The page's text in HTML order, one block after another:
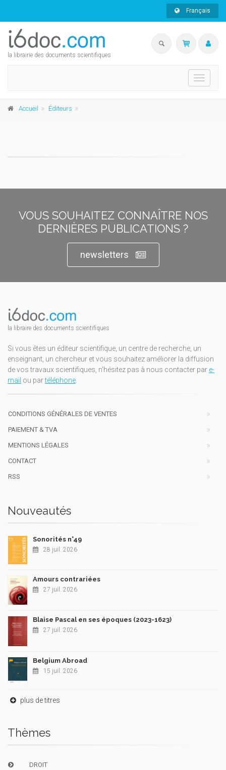
Français
la librairie des documents scientifiques
Toggle
Accueil Éditeurs
VOUS SOUHAITEZ CONNAÎTRE NOS
DERNIÈRES PUBLICATIONS ?
newsletters
la libraire des documents scientifiques
Si vous êtes un éditeur scientifique, un centre de recherche, un
enseignant, un chercheur et vous souhaitez améliorer la diffusion
de vos travaux scientifiques, n'hésitez pas à nous contacter par e-
mail ou partéléphone.
CONDITIONS GÉNÉRALES DE VENTES
PAIEMENT & TVA
MENTIONS LÉGALES
CONTACT
RSS
Nouveautés
Sonorités n°49
28 juil. 2026
Amours contrariées
27 juil. 2026
Blaise Pascal en ses époques (2023-1623)
27 juil. 2026
Belgium Abroad
15 juil. 2026
plus de titres
Thèmes
DROIT